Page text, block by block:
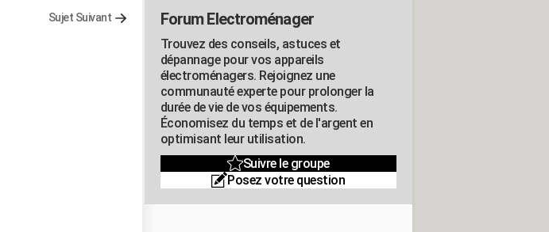
Sujet Suivant Forum Electroménager
Trouvez des conseils, astuces et
dépannage pour vos appareils
électroménagers. Rejoignez une
communauté experte pour prolonger la
durée de vie de vos équipements.
Économisez du temps et de l'argent en
optimisant leur utilisation.
Suivre le groupe
Posez votre question